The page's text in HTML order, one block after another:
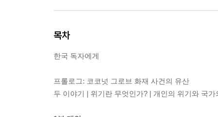
목차
한국 독자에게
프롤로그: 코코넛 그로브 화재 사건의 유산
두 이야기 | 위기란 무엇인가? | 개인의 위기와 국